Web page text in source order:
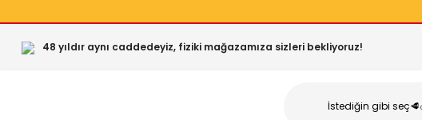
48 yıldır aynı caddedeyiz, fiziki mağazamıza sizleri bekliyoruz!